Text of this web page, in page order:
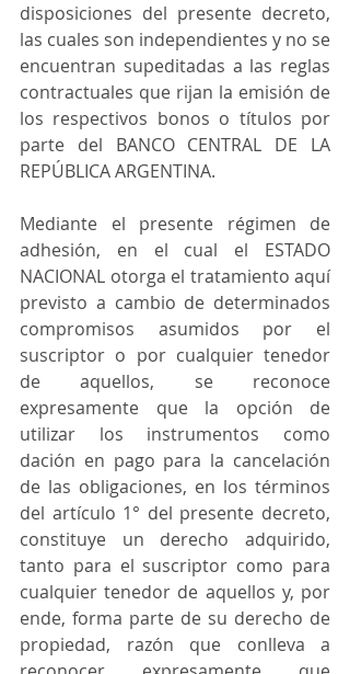
disposiciones del presente decreto,
las cuales son independientes y no se
encuentran supeditadas a las reglas
contractuales que rijan la emisión de
los respectivos bonos o títulos por
parte del BANCO CENTRAL DE LA
REPÚBLICA ARGENTINA.
Mediante el presente régimen de
adhesión, en el cual el ESTADO
NACIONAL otorga el tratamiento aquí
previsto a cambio de determinados
compromisos asumidos por el
suscriptor o por cualquier tenedor
de aquellos, se reconoce
expresamente que la opción de
utilizar los instrumentos como
dación en pago para la cancelación
de las obligaciones, en los términos
del artículo 1° del presente decreto,
constituye un derecho adquirido,
tanto para el suscriptor como para
cualquier tenedor de aquellos y, por
ende, forma parte de su derecho de
propiedad, razón que conlleva a